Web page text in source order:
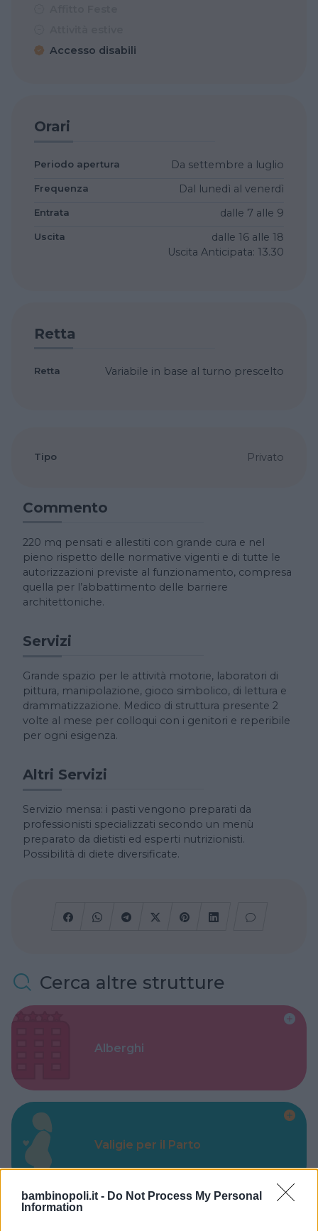
bambinopoli.it - Do Not Process My Personal
Information
Accesso disabili
Orari
Periodo apertura Da settembre a luglio
Frequenza Dal lunedì al venerdì
Entrata dalle 7 alle 9
Uscita dalle 16 alle 18
Uscita Anticipata: 13.30
Retta
Retta Variabile in base al turno prescelto
Tipo Privato
Commento
220 mq pensati e allestiti con grande cura e nel
pieno rispetto delle normative vigenti e di tutte le
autorizzazioni previste al funzionamento, compresa
quella per l’abbattimento delle barriere
architettoniche.
Servizi
Grande spazio per le attività motorie, laboratori di
pittura, manipolazione, gioco simbolico, di lettura e
drammatizzazione. Medico di struttura presente 2
volte al mese per colloqui con i genitori e reperibile
per ogni esigenza.
Altri Servizi
Servizio mensa: i pasti vengono preparati da
professionisti specializzati secondo un menù
preparato da dietisti ed esperti nutrizionisti.
Possibilità di diete diversificate.
Cerca altre strutture
Alberghi
Valigie per il Parto